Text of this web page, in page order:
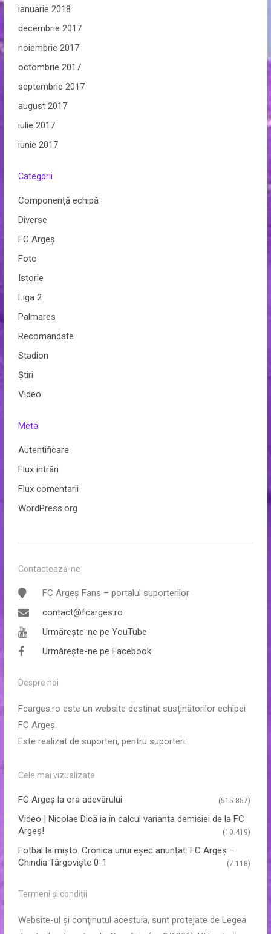
ianuarie 2018
decembrie 2017
noiembrie 2017
octombrie 2017
septembrie 2017
august 2017
iulie 2017
iunie 2017
Categorii
Componență echipă
Diverse
FC Argeș
Foto
Istorie
Liga 2
Palmares
Recomandate
Stadion
Ştiri
Video
Meta
Autentificare
Flux intrări
Flux comentarii
WordPress.org
Contactează-ne
FC Argeș Fans – portalul suporterilor
contact@fcarges.ro
Urmărește-ne pe YouTube
Urmărește-ne pe Facebook
Despre noi
Fcarges.ro este un website destinat susținătorilor echipei
FC Argeș.
Este realizat de suporteri, pentru suporteri.
Cele mai vizualizate
FC Argeş la ora adevărului (515.857)
Video | Nicolae Dică ia în calcul varianta demisiei de la FC
Argeș!
(10.419)
Fotbal la mișto. Cronica unui eșec anunțat: FC Argeș –
Chindia Târgoviște 0-1
(7.118)
Termeni și condiții
Website-ul şi conţinutul acestuia, sunt protejate de Legea